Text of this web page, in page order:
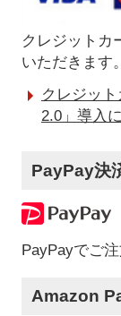
クレジットカ
いただきます。
クレジッ
2.0」導入
PayPay決
PayPayでご
Amazon